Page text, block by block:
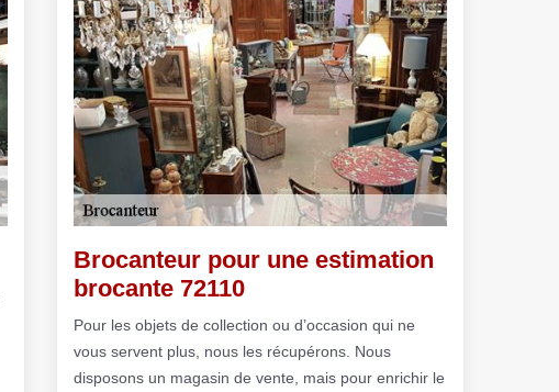
Brocanteur pour une estimation
brocante 72110
Pour les objets de collection ou d’occasion qui ne
vous servent plus, nous les récupérons. Nous
disposons un magasin de vente, mais pour enrichir le